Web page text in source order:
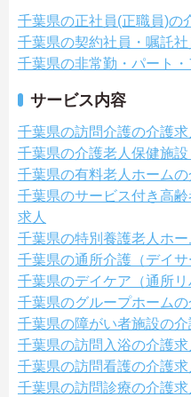
千葉県の正社員(正職員)の
千葉県の契約社員・嘱託社
千葉県の非常勤・パート
サービス内容
千葉県の訪問介護の介護求
千葉県の介護老人保健施
千葉県の有料老人ホームの
千葉県のサービス付き高
求人
千葉県の特別養護老人ホ
千葉県の通所介護（デイ
千葉県のデイケア（通所
千葉県のグループホームの
千葉県の障がい者施設の介
千葉県の訪問入浴の介護求
千葉県の訪問看護の介護求
千葉県の訪問診療の介護求